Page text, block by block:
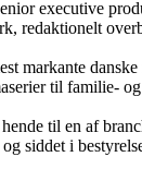
executive
redaktionelt
markante
til familie-
til en af
siddet i